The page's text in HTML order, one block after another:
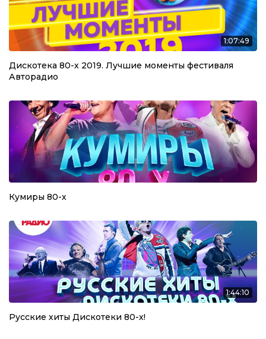
1:07:49
Дискотека 80-х 2019. Лучшие моменты фестиваля
Авторадио
Кумиры 80-х
1:44:10
Русские хиты Дискотеки 80-х!